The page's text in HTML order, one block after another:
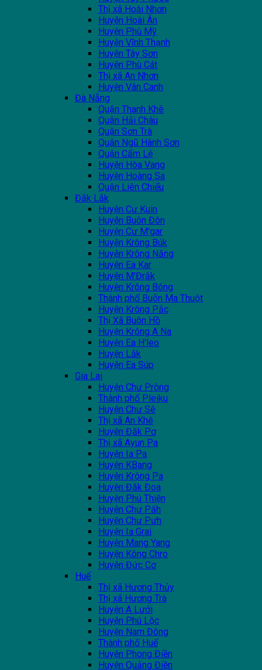
Thị xã Hoài Nhơn
Huyện Hoài Ân
Huyện Phù Mỹ
Huyện Vĩnh Thạnh
Huyện Tây Sơn
Huyện Phù Cát
Thị xã An Nhơn
Huyện Vân Canh
Đà Nẵng
Quận Thanh Khê
Quận Hải Châu
Quận Sơn Trà
Quận Ngũ Hành Sơn
Quận Cẩm Lệ
Huyện Hòa Vang
Huyện Hoàng Sa
Quận Liên Chiểu
Đắk Lắk
Huyện Cư Kuin
Huyện Buôn Đôn
Huyện Cư M'gar
Huyện Krông Búk
Huyện Krông Năng
Huyện Ea Kar
Huyện M'Đrắk
Huyện Krông Bông
Thành phố Buôn Ma Thuột
Huyện Krông Pắc
Thị Xã Buôn Hồ
Huyện Krông A Na
Huyện Ea H'leo
Huyện Lắk
Huyện Ea Súp
Gia Lai
Huyện Chư Prông
Thành phố Pleiku
Huyện Chư Sê
Thị xã An Khê
Huyện Đăk Pơ
Thị xã Ayun Pa
Huyện Ia Pa
Huyện KBang
Huyện Krông Pa
Huyện Đăk Đoa
Huyện Phú Thiện
Huyện Chư Păh
Huyện Chư Pưh
Huyện Ia Grai
Huyện Mang Yang
Huyện Kông Chro
Huyện Đức Cơ
Huế
Thị xã Hương Thủy
Thị xã Hương Trà
Huyện A Lưới
Huyện Phú Lộc
Huyện Nam Đông
Thành phố Huế
Huyện Phong Điền
Huyện Quảng Điền